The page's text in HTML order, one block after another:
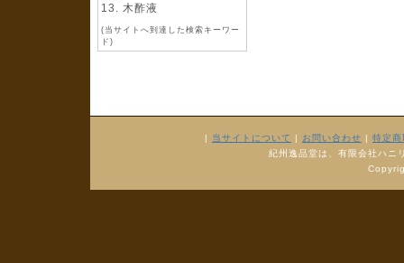
木酢液
(当サイトへ到達した検索キーワー
ド)
| 当サイトについて | お問い合わせ | 特定
紀州逸品堂は、有限会社ハニ